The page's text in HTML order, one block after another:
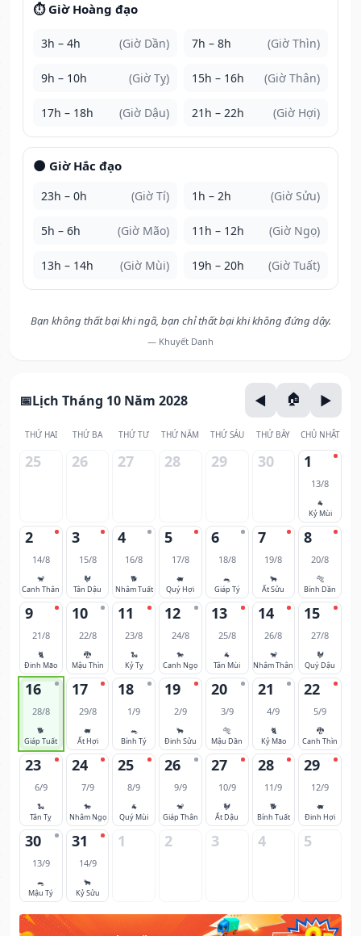
⏱️ Giờ Hoàng đạo
3h – 4h (Giờ Dần) 7h – 8h (Giờ Thìn)
9h – 10h (Giờ Tỵ) 15h – 16h (Giờ Thân)
17h – 18h (Giờ Dậu) 21h – 22h (Giờ Hợi)
🌑 Giờ Hắc đạo
23h – 0h (Giờ Tí) 1h – 2h (Giờ Sửu)
5h – 6h (Giờ Mão) 11h – 12h (Giờ Ngọ)
13h – 14h (Giờ Mùi) 19h – 20h (Giờ Tuất)
Bạn không thất bại khi ngã, bạn chỉ thất bại khi không đứng dậy.
— Khuyết Danh
Lịch Tháng 10 Năm 2028
THỨ HAI THỨ BA THỨ TƯ THỨ NĂM THỨ SÁU THỨ BẢY CHỦ NHẬT
25 26 27 28 29 30 1
13/8
🐐
Kỷ Mùi
2
14/8
🐒
Canh Thân
3
15/8
🐓
Tân Dậu
4
16/8
🐕
Nhâm Tuất
5
17/8
🐖
Quý Hợi
6
18/8
🐀
Giáp Tý
7
19/8
🐂
Ất Sửu
8
20/8
🐅
Bính Dần
9
21/8
🐈
Đinh Mão
10
22/8
🐉
Mậu Thìn
11
23/8
🐍
Kỷ Tỵ
12
24/8
🐎
Canh Ngọ
13
25/8
🐐
Tân Mùi
14
26/8
🐒
Nhâm Thân
15
27/8
🐓
Quý Dậu
16
28/8
🐕
Giáp Tuất
17
29/8
🐖
Ất Hợi
18
1/9
🐀
Bính Tý
19
2/9
🐂
Đinh Sửu
20
3/9
🐅
Mậu Dần
21
4/9
🐈
Kỷ Mão
22
5/9
🐉
Canh Thìn
23
6/9
🐍
Tân Tỵ
24
7/9
🐎
Nhâm Ngọ
25
8/9
🐐
Quý Mùi
26
9/9
🐒
Giáp Thân
27
10/9
🐓
Ất Dậu
28
11/9
🐕
Bính Tuất
29
12/9
🐖
Đinh Hợi
30
13/9
🐀
Mậu Tý
31
14/9
🐂
Kỷ Sửu
1 2 3 4 5